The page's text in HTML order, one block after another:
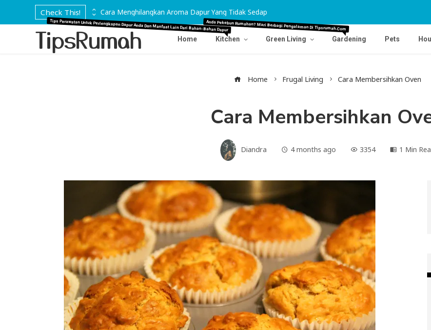
Check This! Cara Menghilangkan Aroma Dapur Yang Tidak Sedap
TipsRumah Home Kitchen
Tips Perawatan Untuk Perlengkapan Dapur Anda Dan Manfaat Lain Dari Bahan-Bahan Dapur
Green Living Gardening
Anda Pekebun Rumahan? Mari Berbagi Pengalaman Di Tipsrumah.com
Pets
Home Frugal Living Cara Membersihkan Oven
Cara Membersihkan
Diandra 4 months ago 3354 1 Min